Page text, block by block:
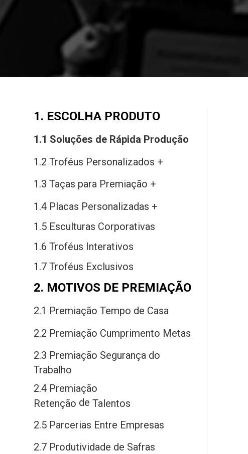
1. ESCOLHA PRODUTO
1.1 Soluções de Rápida Produção
1.2 Troféus Personalizados +
1.3 Taças para Premiação +
1.4 Placas Personalizadas +
1.5 Esculturas Corporativas
1.6 Troféus Interativos
1.7 Troféus Exclusivos
2. MOTIVOS DE PREMIAÇÃO
2.1 Premiação Tempo de Casa
2.2 Premiação Cumprimento Metas
2.3 Premiação Segurança do
Trabalho
2.4 Premiação
Retenção de Talentos
2.5 Parcerias Entre Empresas
2.7 Produtividade de Safras